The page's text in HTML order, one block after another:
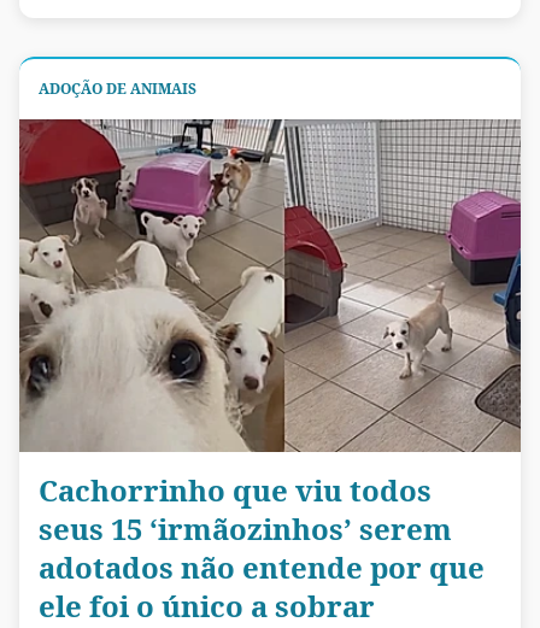
ADOÇÃO DE ANIMAIS
Cachorrinho que viu todos
seus 15 ‘irmãozinhos’ serem
adotados não entende por que
ele foi o único a sobrar